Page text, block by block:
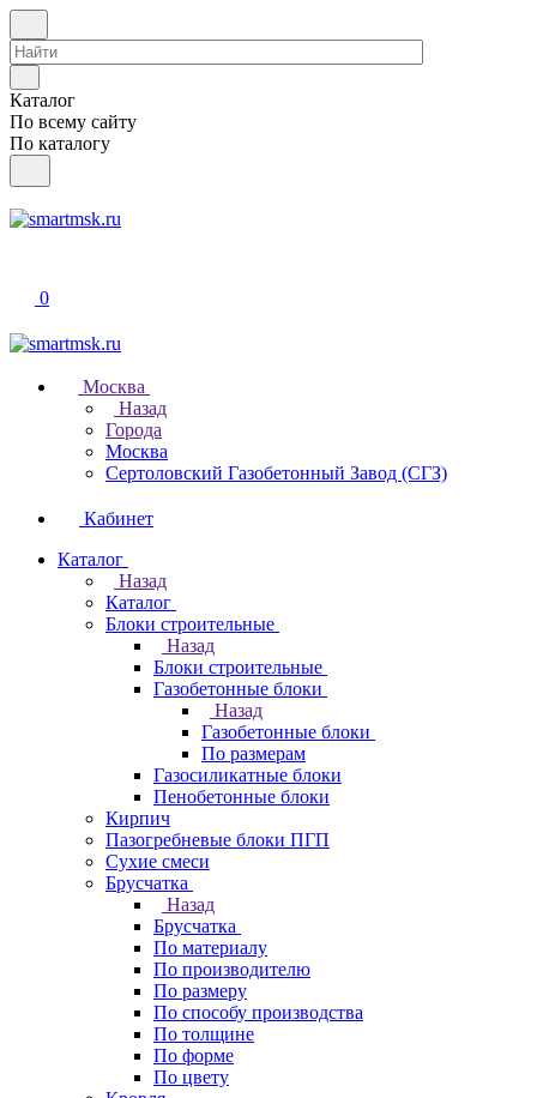
Каталог
По всему сайту
По каталогу
0
Москва
Назад
Города
Москва
Сертоловский Газобетонный Завод (СГЗ)
Кабинет
Каталог
Назад
Каталог
Блоки строительные
Назад
Блоки строительные
Газобетонные блоки
Назад
Газобетонные блоки
По размерам
Газосиликатные блоки
Пенобетонные блоки
Кирпич
Пазогребневые блоки ПГП
Сухие смеси
Брусчатка
Назад
Брусчатка
По материалу
По производителю
По размеру
По способу производства
По толщине
По форме
По цвету